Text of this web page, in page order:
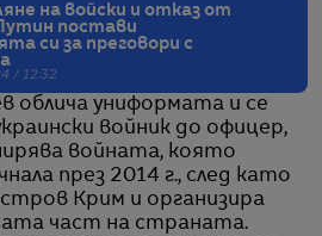
на войски и отказ от
постави
си за преговори с
/ 12:32
облича униформата и се
войник до офицер,
войната, която
през 2014 г., след като
Крим и организира
част на страната.